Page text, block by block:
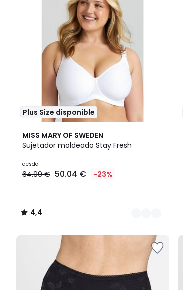
Plus Size disponible
MISS MARY OF SWEDEN
Sujetador moldeado Stay Fresh
desde
64.99 € 50.04 € -23%
4,4
/ 5
4
Colores
4,4
/